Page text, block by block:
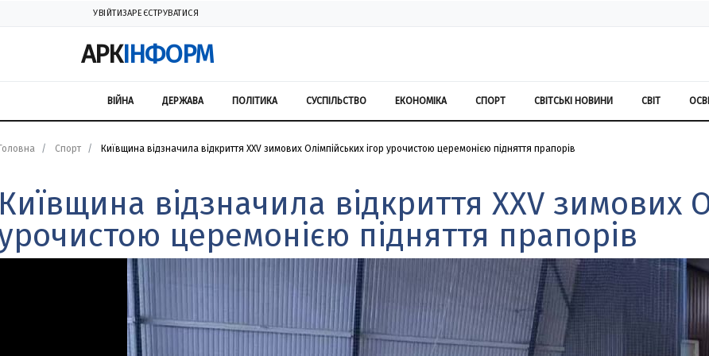
УВІЙТИЗАРЕЄСТРУВАТИСЯ
АРКІНФОРМ
ВІЙНА ДЕРЖАВА ПОЛІТИКА СУСПІЛЬСТВО ЕКОНОМІКА СПОРТ СВІТСЬКІ НОВИНИ СВІТ
Спорт Київщина відзначила відкриття ХХV зимових Олімпійських ігор урочистою церемонією підняття прапорів
відзначила відкриття ХХV зимових
церемонією підняття прапорів